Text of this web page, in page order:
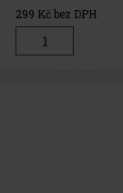
299 Kč bez DPH